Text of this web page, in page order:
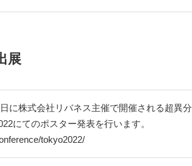
展
に株式会社リバネス主催で開催される超異分
にてのポスター発表を行います。
tokyo2022/